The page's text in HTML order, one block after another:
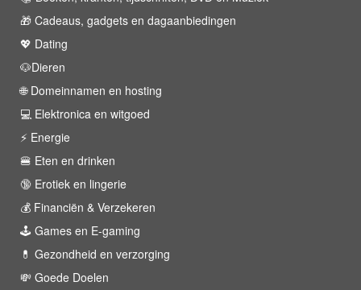
🎁 Cadeaus, gadgets en dagaanbiedingen
💖 Dating
🐶Dieren
🌐 Domeinnamen en hosting
💻 Elektronica en witgoed
⚡️ Energie
🍔 Eten en drinken
🔞 Erotiek en lingerie
💰 Financiën & Verzekeren
🕹 Games en E-gaming
💊 Gezondheid en verzorging
💸 Goede Doelen